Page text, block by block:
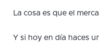
La cosa es que el
Y si hoy en día haces